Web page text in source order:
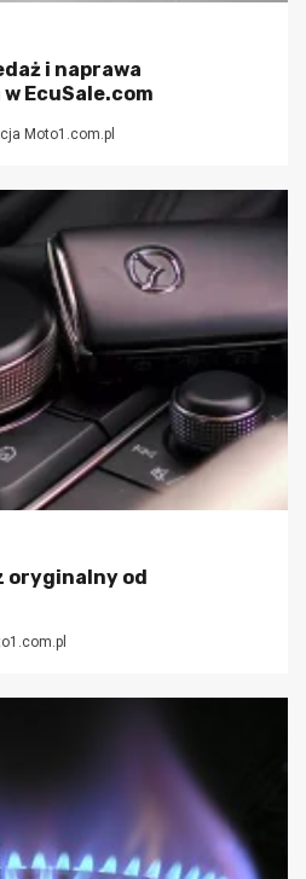
i naprawa
EcuSale.com
Moto1.com.pl
oryginalny od